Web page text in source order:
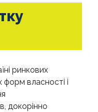
ринкових
форм власності і
докорінно